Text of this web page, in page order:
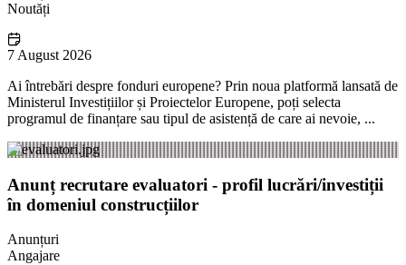
Noutăți
7 August 2026
Ai întrebări despre fonduri europene? Prin noua platformă lansată de
Ministerul Investițiilor și Proiectelor Europene, poți selecta
programul de finanțare sau tipul de asistență de care ai nevoie, ...
Anunț recrutare evaluatori - profil lucrări/investiții
în domeniul construcțiilor
Anunțuri
Angajare